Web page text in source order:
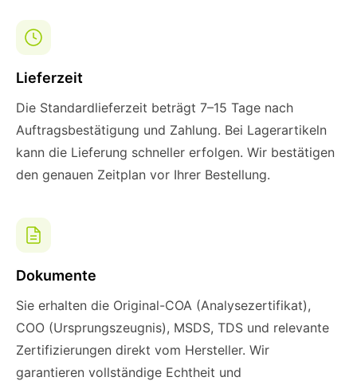
Lieferzeit
Die Standardlieferzeit beträgt 7–15 Tage nach
Auftragsbestätigung und Zahlung. Bei Lagerartikeln
kann die Lieferung schneller erfolgen. Wir bestätigen
den genauen Zeitplan vor Ihrer Bestellung.
Dokumente
Sie erhalten die Original-COA (Analysezertifikat),
COO (Ursprungszeugnis), MSDS, TDS und relevante
Zertifizierungen direkt vom Hersteller. Wir
garantieren vollständige Echtheit und